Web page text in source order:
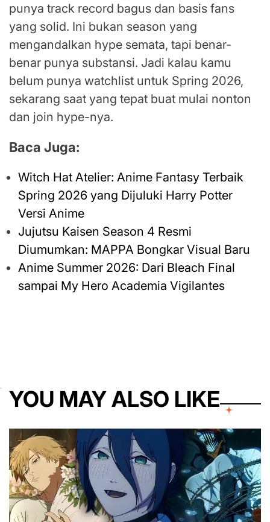
punya track record bagus dan basis fans
yang solid. Ini bukan season yang
mengandalkan hype semata, tapi benar-
benar punya substansi. Jadi kalau kamu
belum punya watchlist untuk Spring 2026,
sekarang saat yang tepat buat mulai nonton
dan join hype-nya.
Baca Juga:
Witch Hat Atelier: Anime Fantasy Terbaik
Spring 2026 yang Dijuluki Harry Potter
Versi Anime
Jujutsu Kaisen Season 4 Resmi
Diumumkan: MAPPA Bongkar Visual Baru
Anime Summer 2026: Dari Bleach Final
sampai My Hero Academia Vigilantes
YOU MAY ALSO LIKE